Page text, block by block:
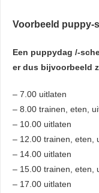
Voorbeeld puppy-
Een puppydag /-
er dus bijvoorbeeld
– 7.00 uitlaten
– 8.00 trainen, eten,
– 10.00 uitlaten
– 12.00 trainen, eten,
– 14.00 uitlaten
– 15.00 trainen, eten,
– 17.00 uitlaten